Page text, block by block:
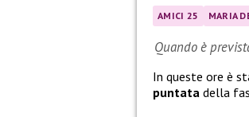
AMICI 25 MARIA
Quando è
In queste ore è
puntata della